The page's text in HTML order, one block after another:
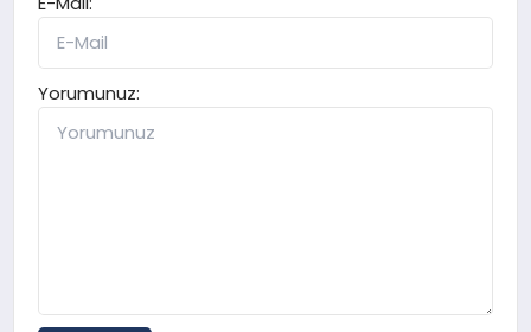
Yorumunuz: